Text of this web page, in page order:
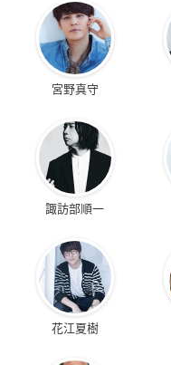
宮野真守
諏訪部順一
花江夏樹